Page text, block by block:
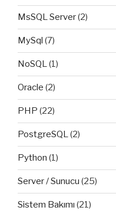
MsSQL Server(2)
MySql (7)
NoSQL(1)
Oracle (2)
PHP (22)
PostgreSQL(2)
Python (1)
Server / Sunucu (25)
Sistem Bakımı (21)